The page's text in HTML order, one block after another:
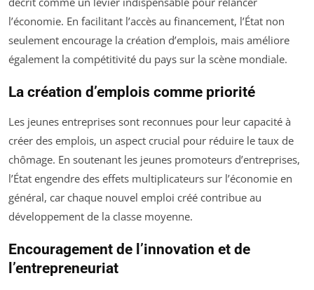
l’économie. En facilitant l’accès au financement, l’État non
seulement encourage la création d’emplois, mais améliore
également la compétitivité du pays sur la scène mondiale.
La création d’emplois comme priorité
Les jeunes entreprises sont reconnues pour leur capacité à
créer des emplois, un aspect crucial pour réduire le taux de
chômage. En soutenant les jeunes promoteurs d’entreprises,
l’État engendre des effets multiplicateurs sur l’économie en
général, car chaque nouvel emploi créé contribue au
développement de la classe moyenne.
Encouragement de l’innovation et de
l’entrepreneuriat